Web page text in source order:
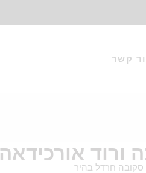
קשר
ורוד אורכידאה
סקובה חרדל בהיר